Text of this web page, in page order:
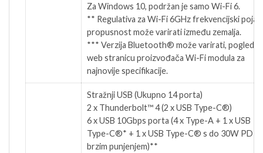
Za Windows 10, podržan je samo Wi-Fi 6.
** Regulativa za Wi-Fi 6GHz frekvencijski pojas
propusnost može varirati između zemalja.
*** Verzija Bluetooth® može varirati,
web stranicu proizvođača Wi-Fi modula za
najnovije specifikacije.
Stražnji USB (Ukupno 14 porta)
2 x Thunderbolt™ 4 (2 x USB Type-C®)
6 x USB 10Gbps porta (4 x Type-A + 1 x USB
Type-C®* + 1 x USB Type-C® s do 30W PD
brzim punjenjem)**